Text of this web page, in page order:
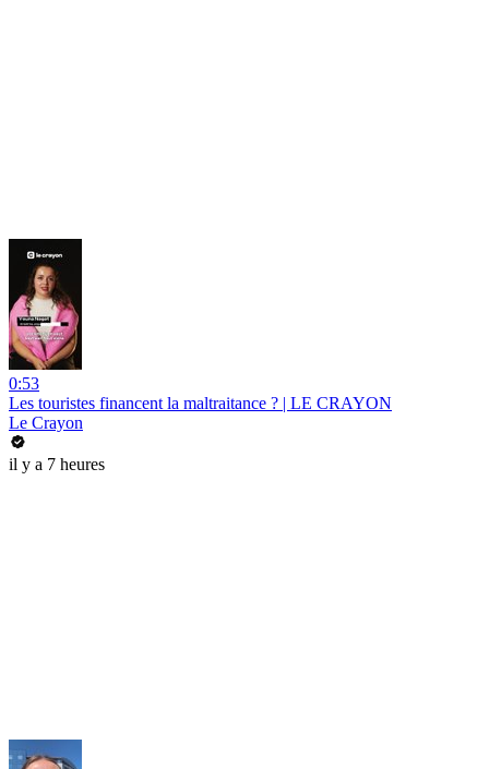
0:53
Les touristes financent la maltraitance ? | LE CRAYON
Le Crayon
il y a 7 heures